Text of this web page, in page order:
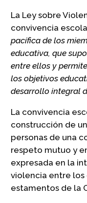
La Ley sobre
convivencia
pacífica de los
educativa, que
entre ellos y
los objetivos
desarrollo integral
La convivencia
construcción de
personas de una
respeto mutuo y
expresada en la
violencia entre
estamentos de la